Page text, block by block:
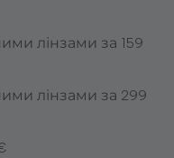
лінзами за 159
лінзами за 299